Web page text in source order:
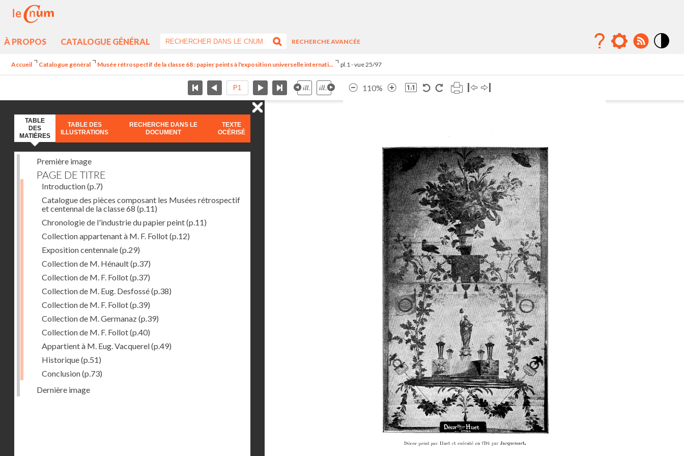
À PROPOS CATALOGUE GÉNÉRAL
RECHERCHE AVANCÉE
Accueil Catalogue général Musée rétrospectif de la classe 68 : papier peints à l'exposition universelle internati... pl.1 - vue 25/97
110%
TABLE
DES
MATIÈRES
TABLE DES
ILLUSTRATIONS
RECHERCHE DANS LE
DOCUMENT
TEXTE
OCÉRISÉ
Première image
PAGE DE TITRE
Introduction(p.7)
Catalogue des pièces composant les Musées rétrospectif
et centennal de la classe 68 (p.11)
Chronologie de l'industrie du papier peint(p.11)
Collection appartenant à M. F. Follot(p.12)
Exposition centennale(p.29)
Collection de M. Hénault(p.37)
Collection de M. F. Follot(p.37)
Collection de M. Eug. Desfossé(p.38)
Collection de M. F. Follot(p.39)
Collection de M. Germanaz(p.39)
Collection de M. F. Follot(p.40)
Appartient à M. Eug. Vacquerel(p.49)
Historique(p.51)
Conclusion(p.73)
Dernière image